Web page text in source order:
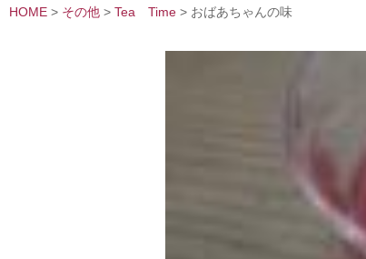
HOME > その他 > Tea Time > おばあちゃんの味